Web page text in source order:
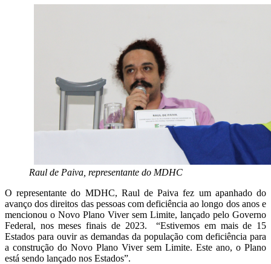
Raul de Paiva, representante do MDHC
O representante do MDHC, Raul de Paiva fez um apanhado do
avanço dos direitos das pessoas com deficiência ao longo dos anos e
mencionou o Novo Plano Viver sem Limite, lançado pelo Governo
Federal, nos meses finais de 2023. “Estivemos em mais de 15
Estados para ouvir as demandas da população com deficiência para
a construção do Novo Plano Viver sem Limite. Este ano, o Plano
está sendo lançado nos Estados”.